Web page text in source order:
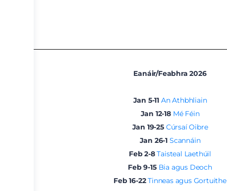
Eanáir/Feabhra 2026
Jan 5-11 An Athbhliain
Jan 12-18 Mé Féin
Jan 19-25 Cúrsaí Oibre
Jan 26-1 Scannáin
Feb 2-8 Taisteal Laethúil
Feb 9-15 Bia agus Deoch
Feb 16-22 Tinneas agus Gortuithe